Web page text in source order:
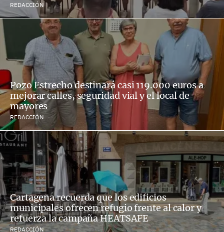
REDACCIÓN
Pozo Estrecho destinará casi 119.000 euros a
mejorar calles, seguridad vial y el local de
mayores
REDACCIÓN
Cartagena recuerda que los edificios
municipales ofrecen refugio frente al calor y
refuerza la campaña HEATSAFE
REDACCIÓN